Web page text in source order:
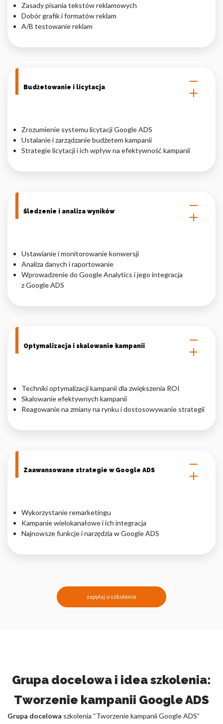
Zasady pisania tekstów reklamowych
Dobór grafik i formatów reklam
A/B testowanie reklam
Budżetowanie i licytacja
Zrozumienie systemu licytacji Google ADS
Ustalanie i zarządzanie budżetem kampanii
Strategie licytacji i ich wpływ na efektywność kampanii
Śledzenie i analiza wyników
Ustawianie i monitorowanie konwersji
Analiza danych i raportowanie
Wprowadzenie do Google Analytics i jego integracja
z Google ADS
Optymalizacja i skalowanie kampanii
Techniki optymalizacji kampanii dla zwiększenia ROI
Skalowanie efektywnych kampanii
Reagowanie na zmiany na rynku i dostosowywanie strategii
Zaawansowane strategie w Google ADS
Wykorzystanie remarketingu
Kampanie wielokanałowe i ich integracja
Najnowsze funkcje i narzędzia w Google ADS
zapytaj o szkolenie
Grupa docelowa i idea szkolenia:
Tworzenie kampanii Google ADS
Grupa docelowa szkolenia “Tworzenie kampanii Google ADS”